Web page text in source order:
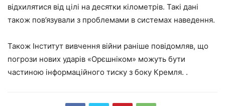
відхилятися від цілі на десятки кілометрів. Такі дані
також пов’язували з проблемами в системах наведення.
Також Інститут вивчення війни раніше повідомляв, що
погрози нових ударів «Орєшніком» можуть бути
частиною інформаційного тиску з боку Кремля. .